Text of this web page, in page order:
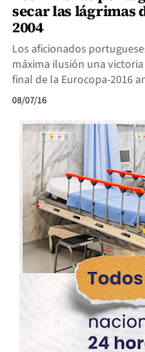
secar las lágrimas
2004
Los aficionados
máxima ilusión una
final de la Eurocopa-2016
08/07/16